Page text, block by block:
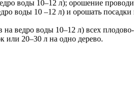
воды 10–12 л); орошение
воды 10 –12 л) и орошать
на ведро воды 10–12 л) всех
или 20–30 л на одно дерево.